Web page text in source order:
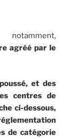
agréé par le
et des
centres de
ci-dessous,
de catégorie